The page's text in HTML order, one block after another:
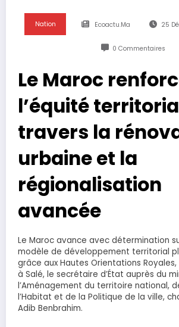
Nation Ecoactu.ma 25
0 Commentaires
Le Maroc
l’équité
travers la
urbaine et la
régionalisation
avancée
Le Maroc avance avec détermination
modèle de développement territorial
grâce aux Hautes Orientations
à Salé, le secrétaire d’État auprès du
l’Aménagement du territoire national,
l’Habitat et de la Politique de la ville,
Adib Benbrahim.